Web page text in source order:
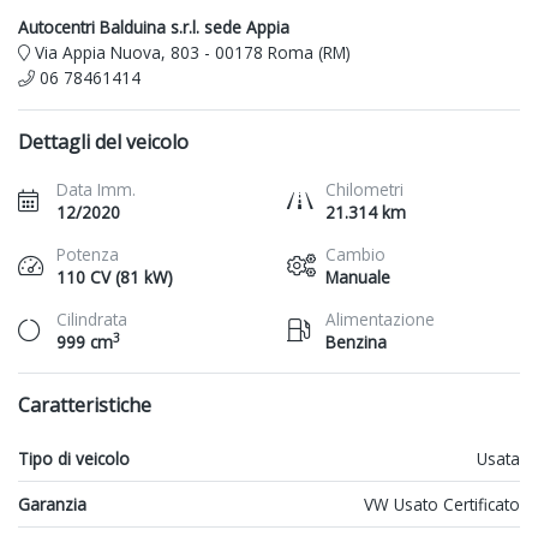
Autocentri Balduina s.r.l. sede Appia
Via Appia Nuova, 803 - 00178 Roma (RM)
06 78461414
Dettagli del veicolo
Data Imm.
12/2020
Chilometri
21.314 km
Potenza
110 CV (81 kW)
Cambio
Manuale
Cilindrata
999 cm3
Alimentazione
Benzina
Caratteristiche
Tipo di veicolo
Usata
Garanzia
VW Usato Certificato